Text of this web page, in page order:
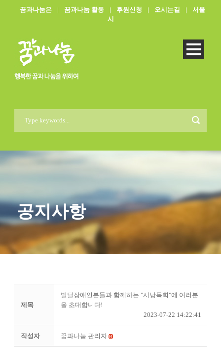
꿈과나눔은 | 꿈과나눔 활동 | 후원신청 | 오시는길 |
서울
시
공지사항
제목
발달장애인분들과 함께하는 "시낭독회"에 여러분
을 초대합니다!
2023-07-22 14:22:41
작성자 꿈과나눔 관리자